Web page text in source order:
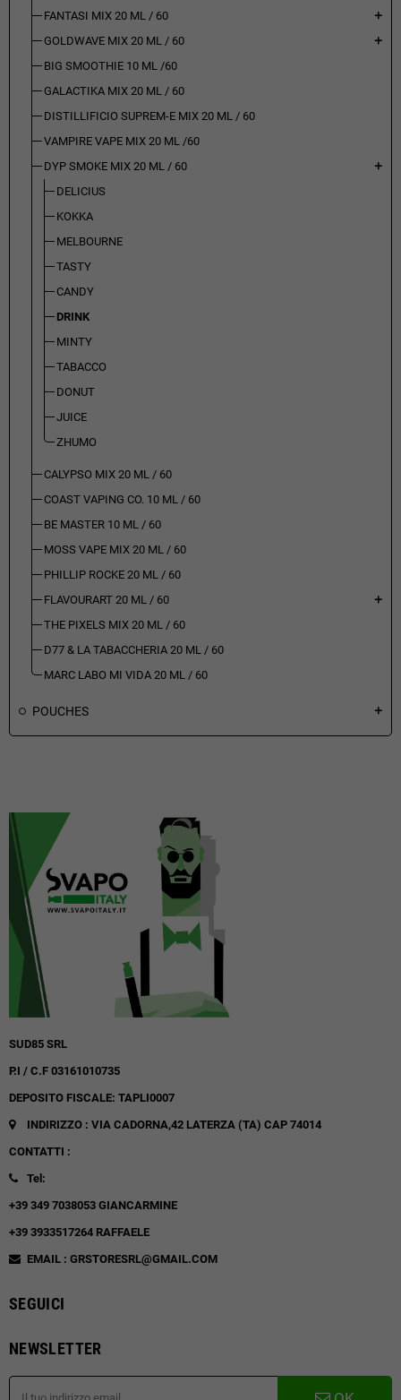
FANTASI MIX 20 ML / 60
add
GOLDWAVE MIX 20 ML / 60 add
BIG SMOOTHIE 10 ML /60
GALACTIKA MIX 20 ML / 60
DISTILLIFICIO SUPREM-E MIX 20 ML / 60
VAMPIRE VAPE MIX 20 ML /60
DYP SMOKE MIX 20 ML / 60
add
DELICIUS
KOKKA
MELBOURNE
TASTY
CANDY
DRINK
MINTY
TABACCO
DONUT
JUICE
ZHUMO
CALYPSO MIX 20 ML / 60
COAST VAPING CO. 10 ML / 60
BE MASTER 10 ML / 60
MOSS VAPE MIX 20 ML / 60
PHILLIP ROCKE 20 ML / 60
FLAVOURART 20 ML / 60
add
THE PIXELS MIX 20 ML / 60
D77 & LA TABACCHERIA 20 ML / 60
MARC LABO MI VIDA 20 ML / 60
POUCHES add
SUD85 SRL
P.I / C.F 03161010735
DEPOSITO FISCALE: TAPLI0007
INDIRIZZO : VIA CADORNA,42 LATERZA (TA) CAP 74014
CONTATTI :
Tel:
+39 349 7038053 GIANCARMINE
+39 3933517264 RAFFAELE
EMAIL : GRSTORESRL@GMAIL.COM
SEGUICI
NEWSLETTER